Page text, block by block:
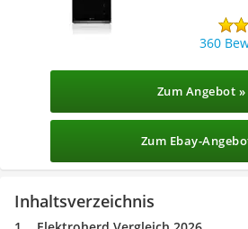
360
Zum Angebot »
Zum Ebay-
Inhaltsverzeichnis